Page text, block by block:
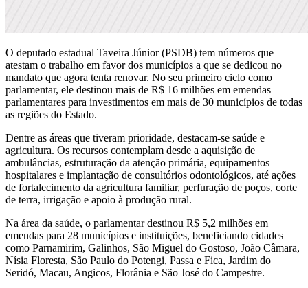
O deputado estadual Taveira Júnior (PSDB) tem números que
atestam o trabalho em favor dos municípios a que se dedicou no
mandato que agora tenta renovar. No seu primeiro ciclo como
parlamentar, ele destinou mais de R$ 16 milhões em emendas
parlamentares para investimentos em mais de 30 municípios de todas
as regiões do Estado.
Dentre as áreas que tiveram prioridade, destacam-se saúde e
agricultura. Os recursos contemplam desde a aquisição de
ambulâncias, estruturação da atenção primária, equipamentos
hospitalares e implantação de consultórios odontológicos, até ações
de fortalecimento da agricultura familiar, perfuração de poços, corte
de terra, irrigação e apoio à produção rural.
Na área da saúde, o parlamentar destinou R$ 5,2 milhões em
emendas para 28 municípios e instituições, beneficiando cidades
como Parnamirim, Galinhos, São Miguel do Gostoso, João Câmara,
Nísia Floresta, São Paulo do Potengi, Passa e Fica, Jardim do
Seridó, Macau, Angicos, Florânia e São José do Campestre.